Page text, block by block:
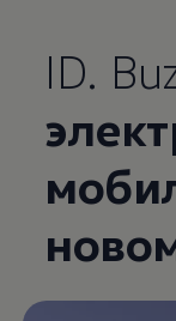
Enable fullscreen
ID.